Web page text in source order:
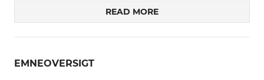
READ MORE
EMNEOVERSIGT